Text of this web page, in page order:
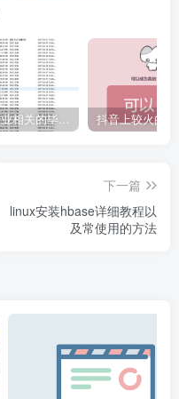
计算机专业相关的毕业设计论文合集免费下载
下一篇
linux安装hbase详细教程以
及常使用的方法